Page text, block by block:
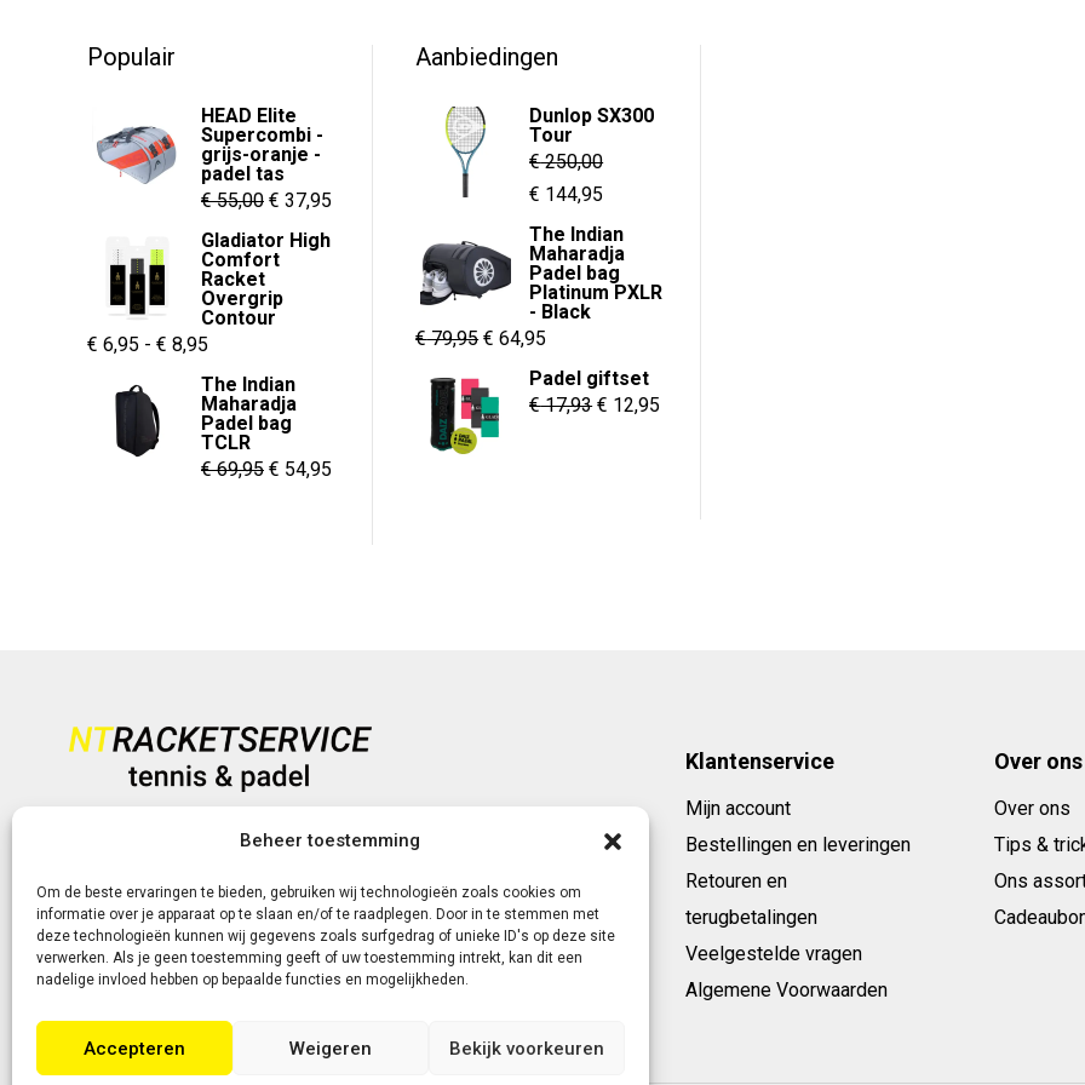
Beheer toestemming
Om de beste ervaringen te bieden, gebruiken wij technologieën zoals cookies om
informatie over je apparaat op te slaan en/of te raadplegen. Door in te stemmen met
deze technologieën kunnen wij gegevens zoals surfgedrag of unieke ID's op deze site
verwerken. Als je geen toestemming geeft of uw toestemming intrekt, kan dit een
nadelige invloed hebben op bepaalde functies en mogelijkheden.
Accepteren Weigeren Bekijk voorkeuren
Populair
HEAD Elite
Supercombi -
grijs-oranje -
padel tas
€55,00 Oorspronkelijke
prijs
was:
€ 55,00.
€ 37,95
Gladiator High
Comfort
Racket
Overgrip
Contour
€ 6,95 - € 8,95
€ 6,95
tot
€ 8,95
The Indian
Maharadja
Padel bag
TCLR
€69,95 Oorspronkelijke
€ 54,95
Aanbiedingen
Dunlop SX300
Tour
€250,00
Oorspronkelijke
prijs
was:
€ 250,00.
€ 144,95
prijs
is:
€ 144,95.
The Indian
Maharadja
Padel bag
Platinum PXLR
- Black
€79,95 Oorspronkelijke
was:
€ 79,95.
€ 64,95
prijs
is:
Padel giftset
€17,93 Oorspronkelijke
€ 12,95
Heb je vragen?
+31 (0)6-5188 0267
Of neem contact met ons op via de livechat of e-mail!
Klantenservice
Mijn account
Bestellingen en leveringen
Retouren en
terugbetalingen
Veelgestelde vragen
Algemene Voorwaarden
Over ons
Over ons
Tips &
Ons